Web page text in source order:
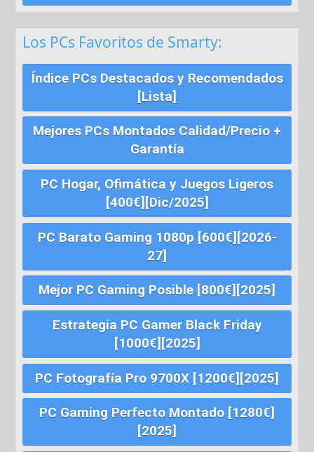
Los PCs Favoritos de Smarty:
Índice PCs Destacados y Recomendados
[Lista]
Mejores PCs Montados Calidad/Precio +
Garantía
PC Hogar, Ofimática y Juegos Ligeros
[400€][Dic/2025]
PC Barato Gaming 1080p [600€][2026-
27]
Mejor PC Gaming Posible [800€][2025]
Estrategia PC Gamer Black Friday
[1000€][2025]
PC Fotografía Pro 9700X [1200€][2025]
PC Gaming Perfecto Montado [1280€]
[2025]